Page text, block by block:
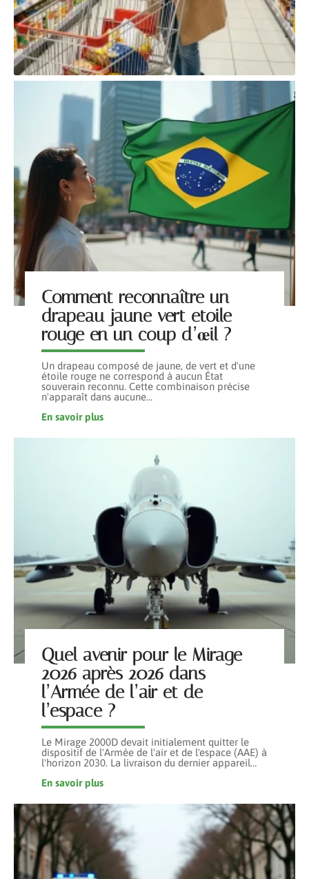
Comment reconnaître un
drapeau jaune vert etoile
rouge en un coup d’œil ?
Un drapeau composé de jaune, de vert et d'une
étoile rouge ne correspond à aucun État
souverain reconnu. Cette combinaison précise
n'apparaît dans aucune…
En savoir plus
Quel avenir pour le Mirage
2026 après 2026 dans
l’Armée de l’air et de
l’espace ?
Le Mirage 2000D devait initialement quitter le
dispositif de l'Armée de l'air et de l'espace (AAE) à
l'horizon 2030. La livraison du dernier appareil…
En savoir plus